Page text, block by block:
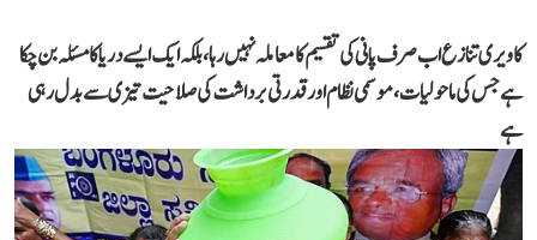
کاویری تنازع اب صرف پانی کی تقسیم کا معاملہ نہیں رہا، بلکہ ایک ایسے دریا کا مسئلہ بن چکا
ہے جس کی ماحولیات، موسمی نظام اور قدرتی برداشت کی صلاحیت تیزی سے بدل رہی
ہے